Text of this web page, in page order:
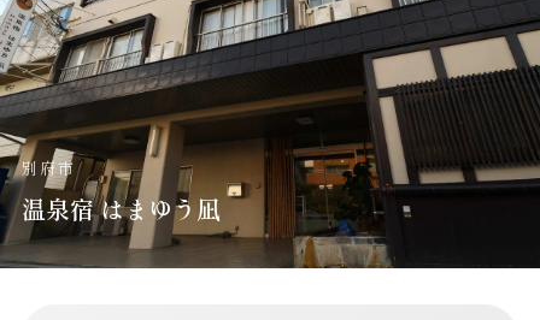
別府市
温泉宿 はまゆう凪